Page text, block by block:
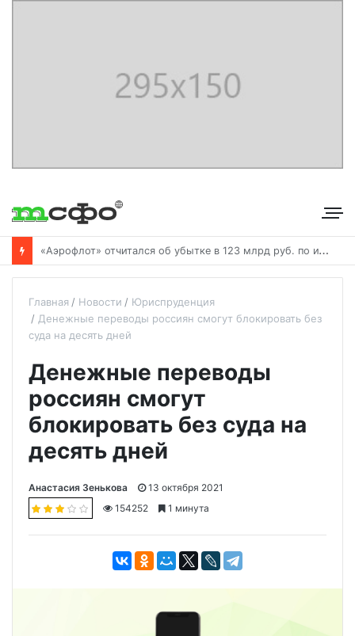
С
бербанк впервые раскрыл доходы от своего небанковского бизнеса
Главная Новости
Юриспруденция
Денежные переводы россиян смогут блокировать без
суда на десять дней
Денежные переводы
россиян смогут
блокировать без суда на
десять дней
Анастасия Зенькова
13 октября 2021
154252
1 минута